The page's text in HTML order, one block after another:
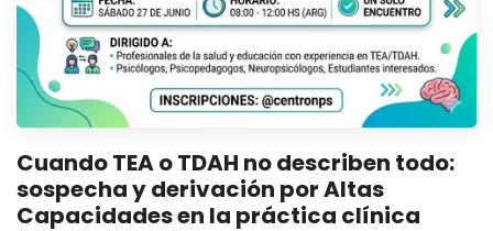
Cuando TEA o TDAH no describen todo:
sospecha y derivación por Altas
Capacidades en la práctica clínica